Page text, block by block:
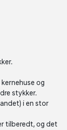
og
stykker.
i en stor
tilberedt, og det